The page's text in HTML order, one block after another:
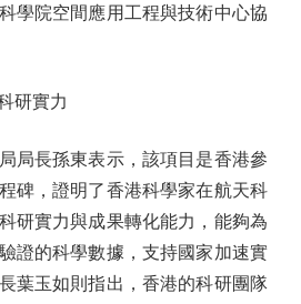
學院空間應用工程與技術中心協
研實力
長孫東表示，該項目是香港參
碑，證明了香港科學家在航天科
研實力與成果轉化能力，能夠為
證的科學數據，支持國家加速實
葉玉如則指出，香港的科研團隊